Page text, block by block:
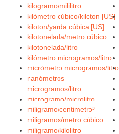
kilogramo/mililitro
kilómetro cúbico/kiloton [US]
kiloton/yarda cúbica [US]
kilotonelada/metro cúbico
kilotonelada/litro
kilómetro microgramos/litro
micrómetro microgramos/litro
nanómetros
microgramos/litro
microgramo/microlitro
miligramo/centimetro³
miligramos/metro cúbico
miligramo/kilolitro